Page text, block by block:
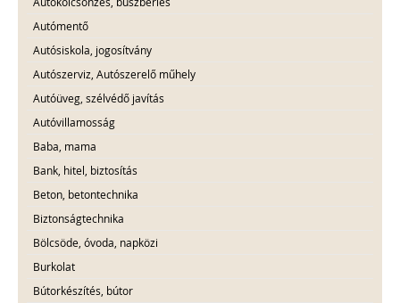
Autómentő
Autósiskola, jogosítvány
Autószerviz, Autószerelő műhely
Autóüveg, szélvédő javítás
Autóvillamosság
Baba, mama
Bank, hitel, biztosítás
Beton, betontechnika
Biztonságtechnika
Bölcsöde, óvoda, napközi
Burkolat
Bútorkészítés, bútor